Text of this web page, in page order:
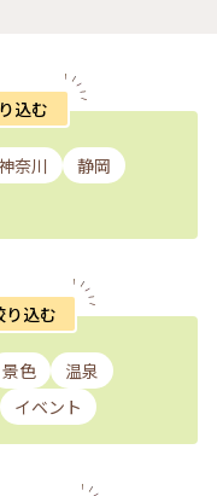
込む
奈川
静岡
り込む
景色
温泉
イベント